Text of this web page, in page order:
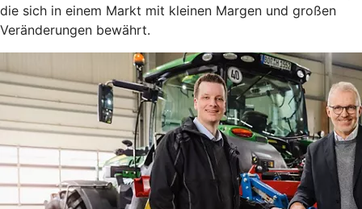
die sich in einem Markt mit kleinen Margen und großen
Veränderungen bewährt.